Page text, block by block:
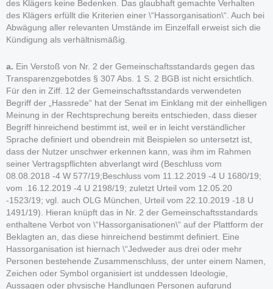
des Klägers keine Bedenken. Das glaubhaft gemachte Verhalten
des Klägers erfüllt die Kriterien einer \“Hassorganisation\“. Auch bei
Abwägung aller relevanten Umstände im Einzelfall erweist sich die
Kündigung als verhältnismäßig.
a. Ein Verstoß von Nr. 2 der Gemeinschaftsstandards gegen das
Transparenzgebotdes § 307 Abs. 1 S. 2 BGB ist nicht ersichtlich.
Für den in Ziff. 12 der Gemeinschaftsstandards verwendeten
Begriff der „Hassrede“ hat der Senat im Einklang mit der einhelligen
Meinung in der Rechtsprechung bereits entschieden, dass dieser
Begriff hinreichend bestimmt ist, weil er in leicht verständlicher
Sprache definiert und obendrein mit Beispielen so untersetzt ist,
dass der Nutzer unschwer erkennen kann, was ihm im Rahmen
seiner Vertragspflichten abverlangt wird (Beschluss vom
08.08.2018 -4 W 577/19;Beschluss vom 11.12.2019 -4 U 1680/19;
vom .16.12.2019 -4 U 2198/19; zuletzt Urteil vom 12.05.20
-1523/19; vgl. auch OLG München, Urteil vom 22.10.2019 -18 U
1491/19). Hieran knüpft das in Nr. 2 der Gemeinschaftsstandards
enthaltene Verbot von \“Hassorganisationen\“ auf der Plattform der
Beklagten an, das diese hinreichend bestimmt definiert. Eine
Hassorganisation ist hiernach \“Jedweder aus drei oder mehr
Personen bestehende Zusammenschluss, der unter einem Namen,
Zeichen oder Symbol organisiert ist unddessen Ideologie,
Aussagen oder physische Handlungen Personen aufgrund